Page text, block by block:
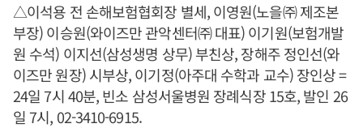
△이석용 전 손해보험협회장 별세, 이영원(노을㈜ 제조본
부장) 이승원(와이즈만 관악센터㈜ 대표) 이기원(보험개발
원 수석) 이지선(삼성생명 상무) 부친상, 장해주 정인선(와
이즈만 원장) 시부상, 이기정(아주대 수학과 교수) 장인상 =
24일 7시 40분, 빈소 삼성서울병원 장례식장 15호, 발인 26
일 7시, 02-3410-6915.